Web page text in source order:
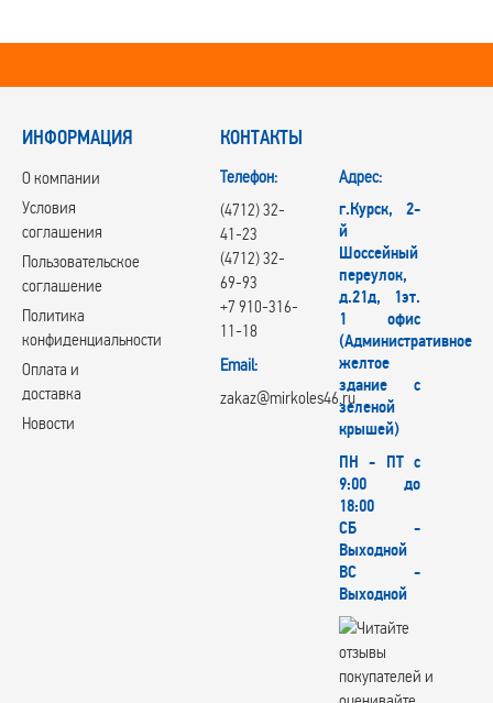
ИНФОРМАЦИЯ
О компании
Условия
соглашения
Пользовательское
соглашение
Политика
конфиденциальности
Оплата и
доставка
Новости
КОНТАКТЫ
Телефон:
(4712) 32-
41-23
(4712) 32-
69-93
+7 910-316-
11-18
Email:
zakaz@mirkoles46.ru
Адрес:
г.Курск, 2-
й
Шоссейный
переулок,
д.21д, 1эт.
1 офис
(Административное
желтое
здание с
зеленой
крышей)
ПН - ПТ с
9:00 до
18:00
СБ -
Выходной
ВС -
Выходной